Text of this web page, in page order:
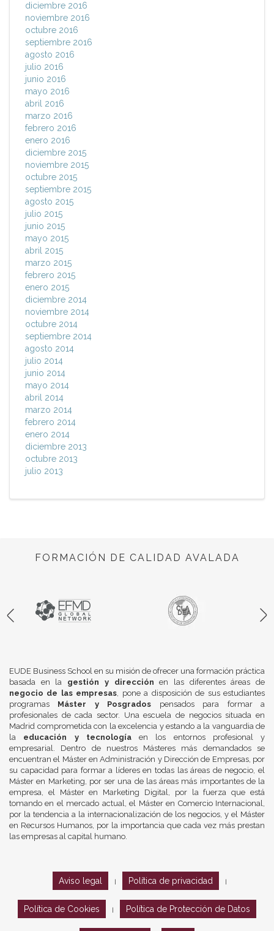
diciembre 2016
noviembre 2016
octubre 2016
septiembre 2016
agosto 2016
julio 2016
junio 2016
mayo 2016
abril 2016
marzo 2016
febrero 2016
enero 2016
diciembre 2015
noviembre 2015
octubre 2015
septiembre 2015
agosto 2015
julio 2015
junio 2015
mayo 2015
abril 2015
marzo 2015
febrero 2015
enero 2015
diciembre 2014
noviembre 2014
octubre 2014
septiembre 2014
agosto 2014
julio 2014
junio 2014
mayo 2014
abril 2014
marzo 2014
febrero 2014
enero 2014
diciembre 2013
octubre 2013
julio 2013
FORMACIÓN DE CALIDAD AVALADA
EUDE Business School en su misión de ofrecer una formación práctica
basada en la gestión y dirección en las diferentes áreas de
negocio de las empresas, pone a disposición de sus estudiantes
programas Máster y Posgrados pensados para formar a
profesionales de cada sector. Una escuela de negocios situada en
Madrid comprometida con la excelencia y estando a la vanguardia de
la educación y tecnologíaen los entornos profesional y
empresarial. Dentro de nuestros Másteres más demandados se
encuentran el Máster en Administración y Dirección de Empresas, por
su capacidad para formar a líderes en todas las áreas de negocio, el
Máster en Marketing, por ser una de las áreas más importantes de la
empresa, el Máster en Marketing Digital, por la fuerza que está
tomando en el mercado actual, el Máster en Comercio Internacional,
por la tendencia a la internacionalización de los negocios, y el Máster
en Recursos Humanos, por la importancia que cada vez más prestan
las empresas al capital humano.
Aviso legal Política de privacidad
Política de Cookies Política de Protección de Datos